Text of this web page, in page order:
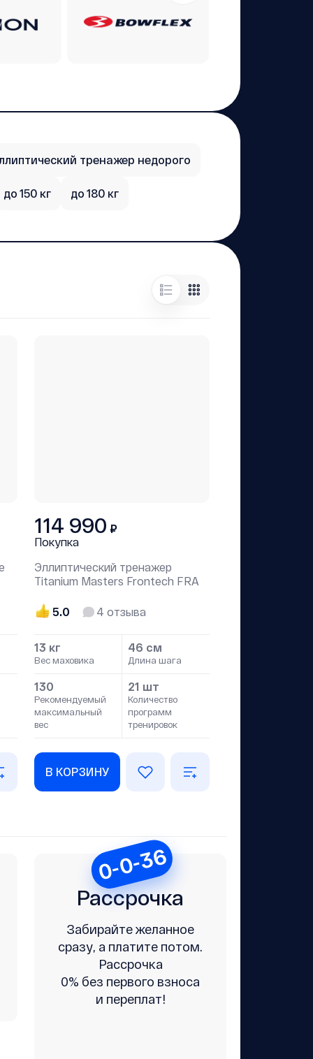
тренажер недорого
до 150 кг до 180 кг
114 990 ₽
Покупка
Эллиптический тренажер
Titanium Masters Frontech FRA
5.0 4 отзыва
13 кг
Вес маховика
46 см
Длина шага
130
Рекомендуемый
максимальный
вес
21 шт
Количество
программ
тренировок
В КОРЗИНУ
0-0-36
Рассрочка
Забирайте желанное
сразу, а платите потом.
Рассрочка
0% без первого взноса
и переплат!